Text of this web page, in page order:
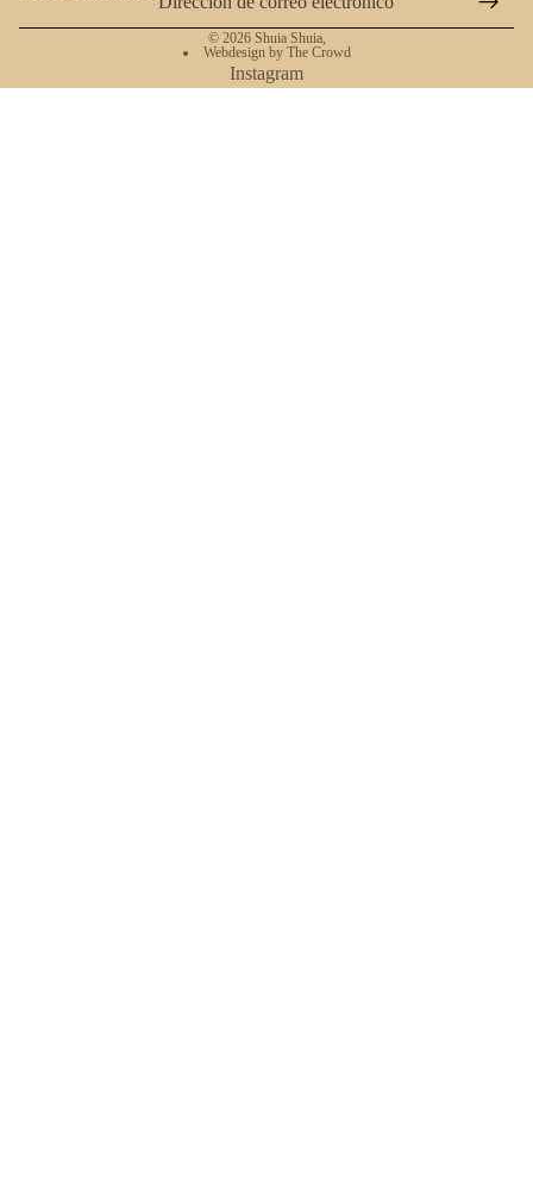
© 2026 Shuia Shuia,
Webdesign by The Crowd
Instagram